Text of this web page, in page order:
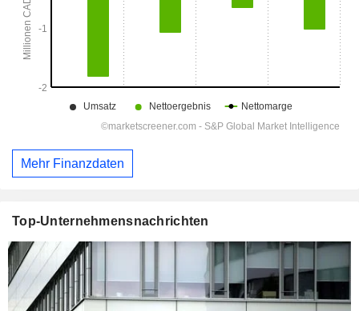
Mehr Finanzdaten
Top-Unternehmensnachrichten